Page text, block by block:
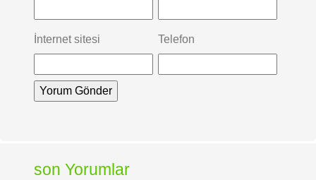
İnternet sitesi Telefon
son Yorumlar